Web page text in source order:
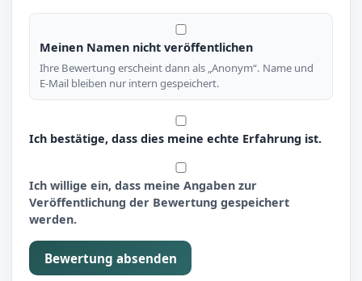
Meinen Namen nicht veröffentlichen
Ihre Bewertung erscheint dann als „Anonym“. Name und
E-Mail bleiben nur intern gespeichert.
Ich bestätige, dass dies meine echte Erfahrung ist.
Ich willige ein, dass meine Angaben zur
Veröffentlichung der Bewertung gespeichert
werden.
Bewertung absenden